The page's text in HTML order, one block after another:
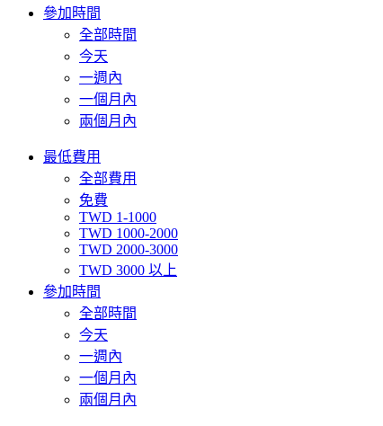
參加時間
全部時間
今天
一週內
一個月內
兩個月內
最低費用
全部費用
免費
TWD 1-1000
TWD 1000-2000
TWD 2000-3000
TWD 3000 以上
參加時間
全部時間
今天
一週內
一個月內
兩個月內